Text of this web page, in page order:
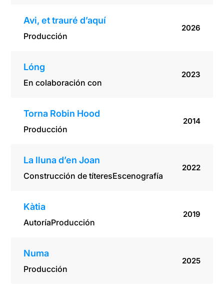
Avi, et trauré d’aquí
Producción
2026
Lóng
En colaboración con
2023
Torna Robin Hood
Producción
2014
La lluna d’en Joan
Construcción de títeresEscenografía
2022
Kàtia
AutoríaProducción
2019
Numa
Producción
2025